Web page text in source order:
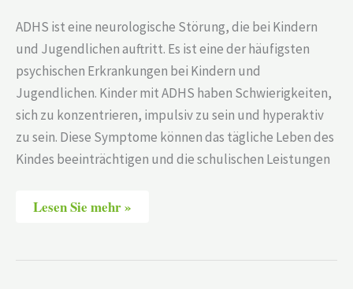
ADHS ist eine neurologische Störung, die bei Kindern
und Jugendlichen auftritt. Es ist eine der häufigsten
psychischen Erkrankungen bei Kindern und
Jugendlichen. Kinder mit ADHS haben Schwierigkeiten,
sich zu konzentrieren, impulsiv zu sein und hyperaktiv
zu sein. Diese Symptome können das tägliche Leben des
Kindes beeinträchtigen und die schulischen Leistungen
Lesen Sie mehr »